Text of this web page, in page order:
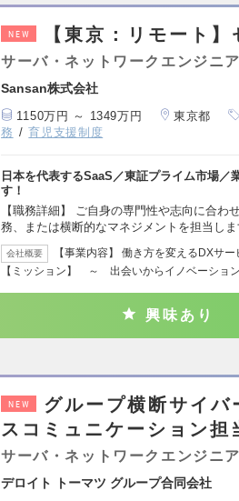
NEW 【東京：リモート
サーバ・ネットワークエンジニア
Sansan株式会社
1150万円 ～ 1349万円 東京都
務
育児支援制度
日本を代表するSaaS／東証プライム市場／
す！
【職務詳細】 ご自身の専門性や志向に合わ
務、または横断的なマネジメントを担当し
会社概要
【事業内容】 働き方を変えるDXサ
【ミッション】 ～ 出会いからイノベーショ
興味あり
NEW
グループ横断サイバ
スコミュニケーション担
サーバ・ネットワークエンジニア
デロイト トーマツ グループ合同会社